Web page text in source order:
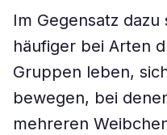
Im Gegensatz
häufiger bei Arten
Gruppen leben,
bewegen, bei
mehreren